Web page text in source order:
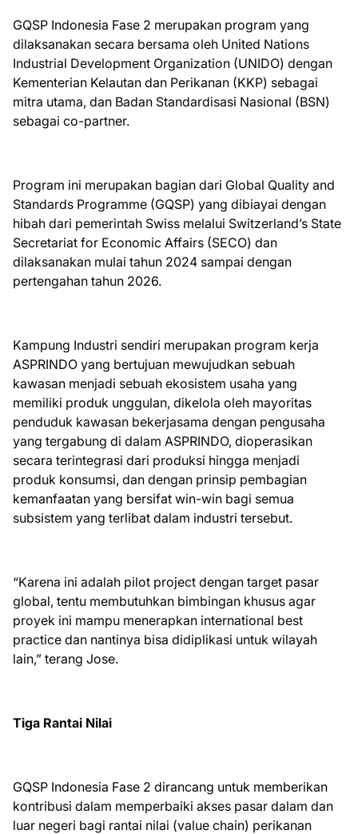
GQSP Indonesia Fase 2 merupakan program yang
dilaksanakan secara bersama oleh United Nations
Industrial Development Organization (UNIDO) dengan
Kementerian Kelautan dan Perikanan (KKP) sebagai
mitra utama, dan Badan Standardisasi Nasional (BSN)
sebagai co-partner.
Program ini merupakan bagian dari Global Quality and
Standards Programme (GQSP) yang dibiayai dengan
hibah dari pemerintah Swiss melalui Switzerland’s State
Secretariat for Economic Affairs (SECO) dan
dilaksanakan mulai tahun 2024 sampai dengan
pertengahan tahun 2026.
Kampung Industri sendiri merupakan program kerja
ASPRINDO yang bertujuan mewujudkan sebuah
kawasan menjadi sebuah ekosistem usaha yang
memiliki produk unggulan, dikelola oleh mayoritas
penduduk kawasan bekerjasama dengan pengusaha
yang tergabung di dalam ASPRINDO, dioperasikan
secara terintegrasi dari produksi hingga menjadi
produk konsumsi, dan dengan prinsip pembagian
kemanfaatan yang bersifat win-win bagi semua
subsistem yang terlibat dalam industri tersebut.
“Karena ini adalah pilot project dengan target pasar
global, tentu membutuhkan bimbingan khusus agar
proyek ini mampu menerapkan international best
practice dan nantinya bisa didiplikasi untuk wilayah
lain,” terang Jose.
Tiga Rantai Nilai
GQSP Indonesia Fase 2 dirancang untuk memberikan
kontribusi dalam memperbaiki akses pasar dalam dan
luar negeri bagi rantai nilai (value chain) perikanan